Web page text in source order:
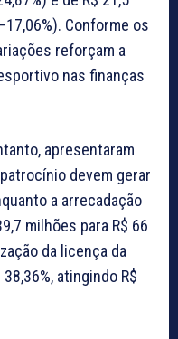
Conforme os
reforçam a
nas finanças
apresentaram
devem gerar
a arrecadação
milhões para R$ 66
da licença da
atingindo R$